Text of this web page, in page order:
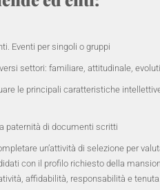
Eventi per singoli o gruppi
settori: familiare, attitudinale,
le principali caratteristiche
paternità di documenti scritti
un’attività di selezione per
con il profilo richiesto della
affidabilità, responsabilità e tenuta.